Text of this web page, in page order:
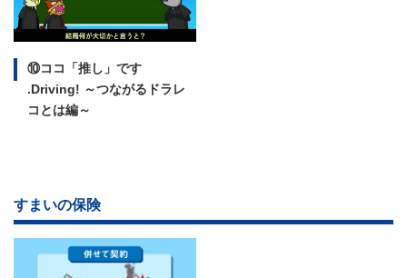
⑩ココ「推し」です
.Driving! ～つながるドラレ
コとは編～
すまいの保険